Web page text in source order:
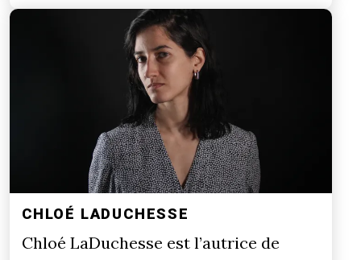
CHLOÉ LADUCHESSE
Chloé LaDuchesse est l’autrice de